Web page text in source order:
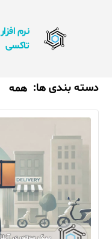
نرم افزار
تاکسی
دسته بندی ها: همه